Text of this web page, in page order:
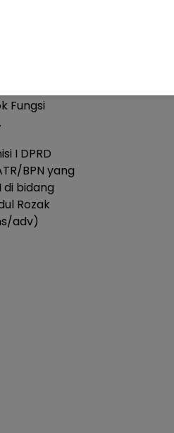
Bekasi
Kantor
10:30 WIB
Fungsi
I DPRD
BPN yang
di bidang
Rozak
adv)